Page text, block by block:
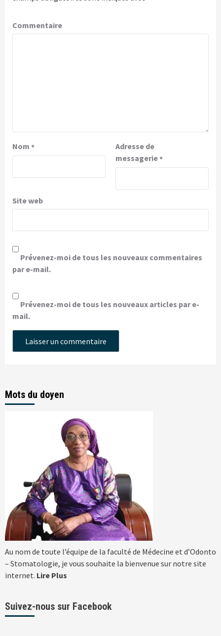
Commentaire
Nom *
Adresse de
messagerie*
Site web
Prévenez-moi de tous les nouveaux commentaires
par e-mail.
Prévenez-moi de tous les nouveaux articles par e-
mail.
Mots du doyen
Au nom de toute l’équipe de la faculté de Médecine et d’Odonto
– Stomatologie, je vous souhaite la bienvenue sur notre site
internet. Lire Plus
Suivez-nous sur Facebook